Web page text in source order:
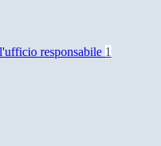
responsabile 1